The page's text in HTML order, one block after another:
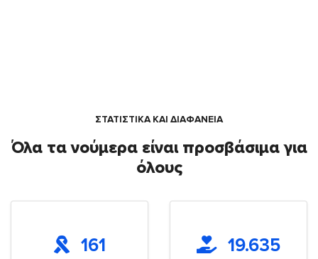
ΣΤΑΤΙΣΤΙΚΑ ΚΑΙ ΔΙΑΦΑΝΕΙΑ
Όλα τα νούμερα είναι προσβάσιμα για
όλους
161 19.635